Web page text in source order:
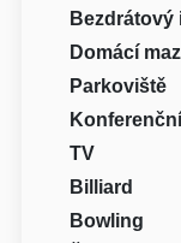
Bezdrátový
Domácí
Parkoviště
TV
Billiard
Bowling